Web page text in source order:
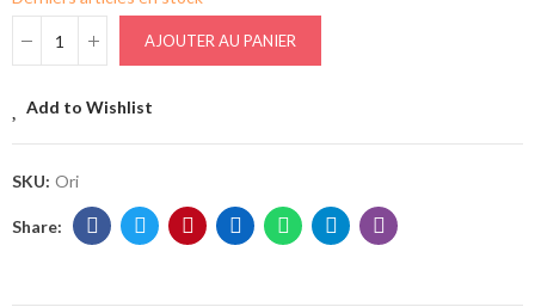
AJOUTER AU PANIER
Add to Wishlist
SKU: Ori